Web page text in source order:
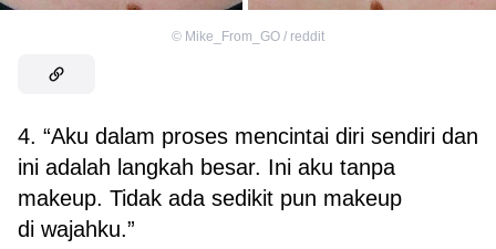
© Mike_From_GO / reddit
4. “Aku dalam proses mencintai diri sendiri dan
ini adalah langkah besar. Ini aku tanpa
makeup. Tidak ada sedikit pun makeup
di wajahku.”